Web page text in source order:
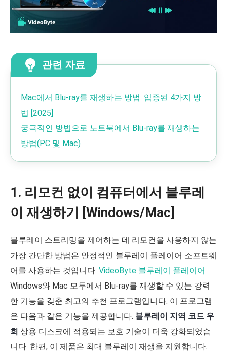
관련 자료
Mac에서 Blu-ray를 재생하는 방법: 입증된 4가지 방
법 [2025]
궁극적인 방법으로 노트북에서 Blu-ray를 재생하는
방법(PC 및 Mac)
1. 리모컨 없이 컴퓨터에서 블루레
이 재생하기 [Windows/Mac]
블루레이 스트리밍을 제어하는 데 리모컨을 사용하지 않는
가장 간단한 방법은 안정적인 블루레이 플레이어 소프트웨
어를 사용하는 것입니다. VideoByte 블루레이 플레이어
Windows와 Mac 모두에서 Blu-ray를 재생할 수 있는 강력
한 기능을 갖춘 최고의 추천 프로그램입니다. 이 프로그램
은 다음과 같은 기능을 제공합니다. 블루레이 지역 코드 우
회 상용 디스크에 적용되는 보호 기술이 더욱 강화되었습
니다. 한편, 이 제품은 최대 블루레이 재생을 지원합니다.